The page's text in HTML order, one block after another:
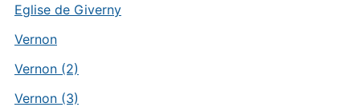
Eglise de Giverny
Vernon
Vernon (2)
Vernon (3)